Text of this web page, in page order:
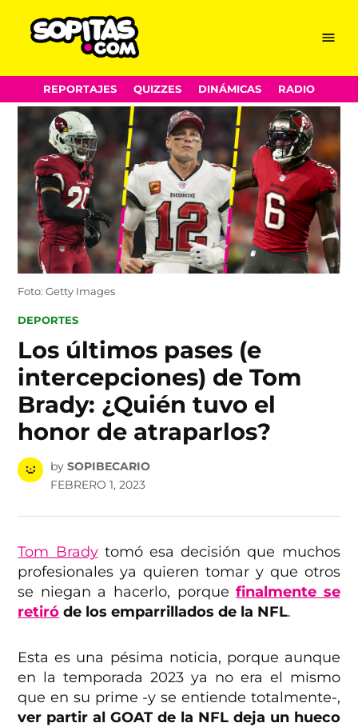
Skip
to
content
Menu
REPORTAJES QUIZZES DINÁMICAS RADIO
Foto: Getty Images
POSTED
DEPORTES
Los últimos pases (e
intercepciones) de Tom
Brady: ¿Quién tuvo el
honor de atraparlos?
by SOPIBECARIO
FEBRERO 1, 2023
Tom Bradytomó esa decisión que muchos
profesionales ya quieren tomar y que otros
se niegan a hacerlo, porquefinalmente se
retiró de los emparrillados de la NFL.
Esta es una pésima noticia, porque aunque
en la temporada 2023 ya no era el mismo
que en su prime -y se entiende totalmente-,
ver partir al GOAT de la NFL deja un hueco